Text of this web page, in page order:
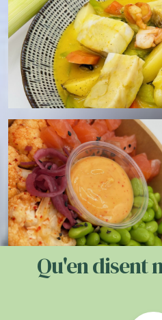
Qu'en disent